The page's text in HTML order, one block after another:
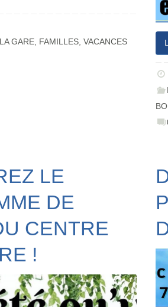
GARE, FAMILLES,VACANCES
LE
DE
CENTRE
!